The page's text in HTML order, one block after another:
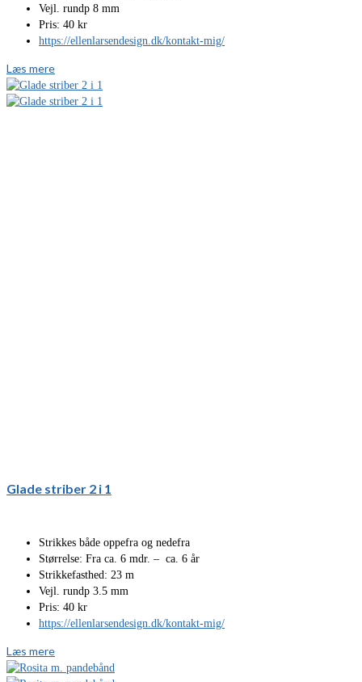
Vejl. rundp 8 mm
Pris: 40 kr
https://ellenlarsendesign.dk/kontakt-mig/
Læs mere
Glade striber 2 i 1
Strikkes både oppefra og nedefra
Størrelse: Fra ca. 6 mdr. – ca. 6 år
Strikkefasthed: 23 m
Vejl. rundp 3.5 mm
Pris: 40 kr
https://ellenlarsendesign.dk/kontakt-mig/
Læs mere